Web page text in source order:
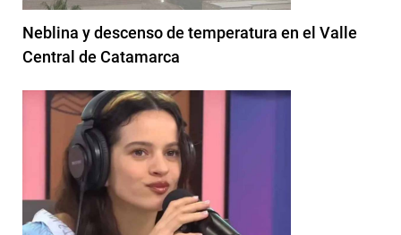
Neblina y descenso de temperatura en el Valle
Central de Catamarca